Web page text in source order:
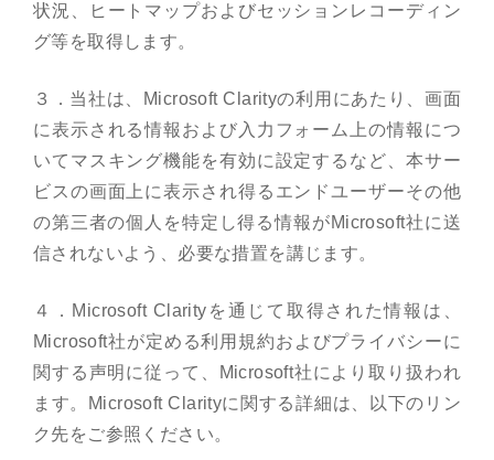
状況、ヒートマップおよびセッションレコーディン
グ等を取得します。
３．当社は、Microsoft Clarityの利用にあたり、画面
に表示される情報および入力フォーム上の情報につ
いてマスキング機能を有効に設定するなど、本サー
ビスの画面上に表示され得るエンドユーザーその他
の第三者の個人を特定し得る情報がMicrosoft社に送
信されないよう、必要な措置を講じます。
４．Microsoft Clarityを通じて取得された情報は、
Microsoft社が定める利用規約およびプライバシーに
関する声明に従って、Microsoft社により取り扱われ
ます。Microsoft Clarityに関する詳細は、以下のリン
ク先をご参照ください。